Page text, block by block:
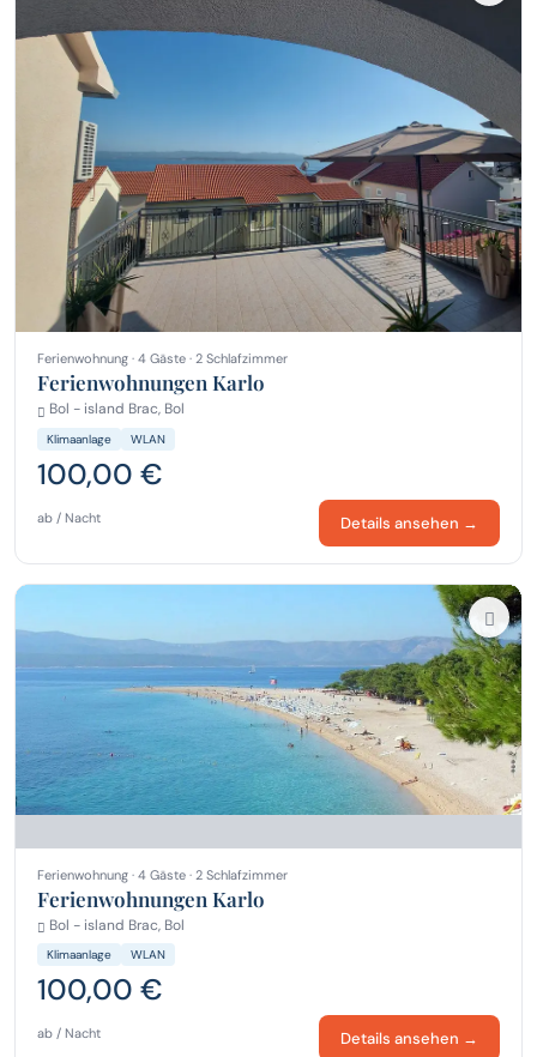
Ferienwohnung · 4 Gäste · 2 Schlafzimmer
Ferienwohnungen Karlo
Bol - island Brac, Bol
Klimaanlage WLAN
100,00 €
ab / Nacht Details ansehen →
Ferienwohnung · 4 Gäste · 2 Schlafzimmer
Ferienwohnungen Karlo
Bol - island Brac, Bol
Klimaanlage WLAN
100,00 €
ab / Nacht Details ansehen →